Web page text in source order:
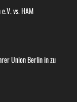
vs. HAM
Union Berlin in zu